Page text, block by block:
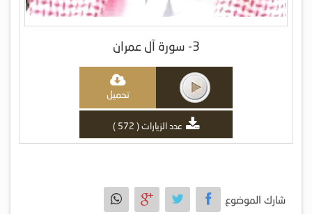
3- سورة آل عمران
تحميل
عدد الزيارات ( 572 )
شارك الموضوع